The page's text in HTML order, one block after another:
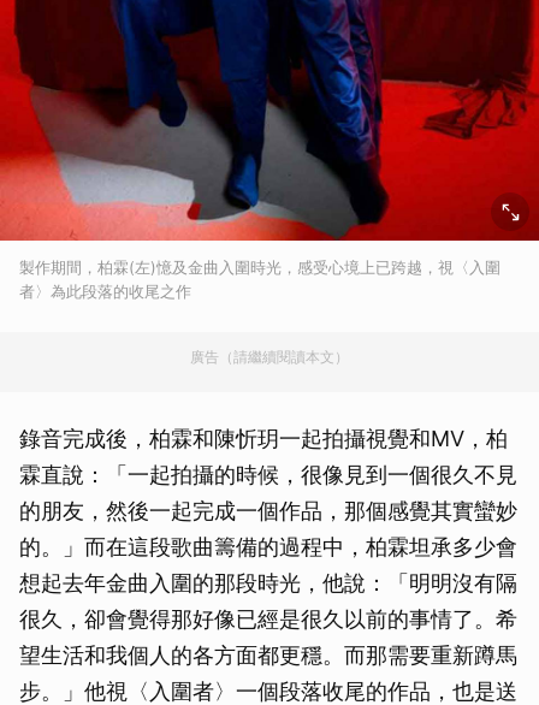
製作期間，柏霖(左)憶及金曲入圍時光，感受心境上已跨越，視〈入圍
者〉為此段落的收尾之作
廣告（請繼續閱讀本文）
錄音完成後，柏霖和陳忻玥一起拍攝視覺和MV，柏
霖直說：「一起拍攝的時候，很像見到一個很久不見
的朋友，然後一起完成一個作品，那個感覺其實蠻妙
的。」而在這段歌曲籌備的過程中，柏霖坦承多少會
想起去年金曲入圍的那段時光，他說：「明明沒有隔
很久，卻會覺得那好像已經是很久以前的事情了。希
望生活和我個人的各方面都更穩。而那需要重新蹲馬
步。」他視〈入圍者〉一個段落收尾的作品，也是送